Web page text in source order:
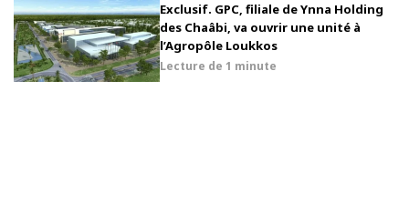
Exclusif. GPC, filiale de Ynna Holding
des Chaâbi, va ouvrir une unité à
l’Agropôle Loukkos
Lecture de 1 minute